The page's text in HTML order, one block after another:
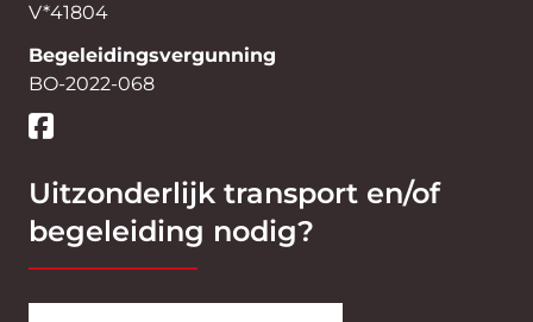
V*41804
Begeleidingsvergunning
BO-2022-068
Uitzonderlijk transport en/of
begeleiding nodig?